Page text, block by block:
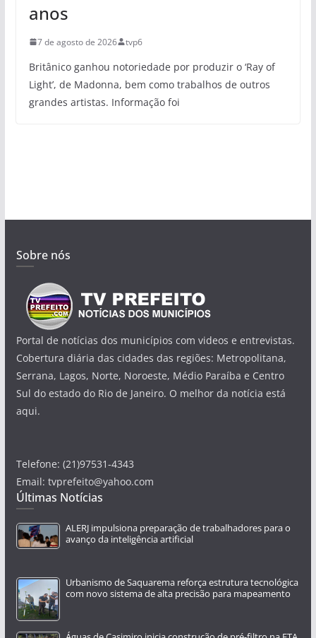
anos
7 de agosto de 2026 tvp6
Britânico ganhou notoriedade por produzir o ‘Ray of
Light’, de Madonna, bem como trabalhos de outros
grandes artistas. Informação foi
Sobre nós
Portal de notícias dos municípios com videos e entrevistas.
Cobertura diária das cidades das regiões: Metropolitana,
Serrana, Lagos, Norte, Noroeste, Médio Paraíba e Centro
Sul do estado do Rio de Janeiro. O melhor da notícia está
aqui.
Telefone: (21)97531-4343
Email: tvprefeito@yahoo.com
Últimas Notícias
ALERJ impulsiona preparação de trabalhadores para o
avanço da inteligência artificial
Urbanismo de Saquarema reforça estrutura tecnológica
com novo sistema de alta precisão para mapeamento